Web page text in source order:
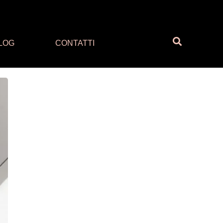
CONTATTI